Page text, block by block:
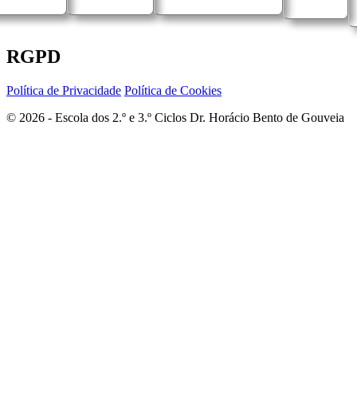
RGPD
Política de Privacidade Política de Cookies
© 2026 - Escola dos 2.º e 3.º Ciclos Dr. Horácio Bento de Gouveia